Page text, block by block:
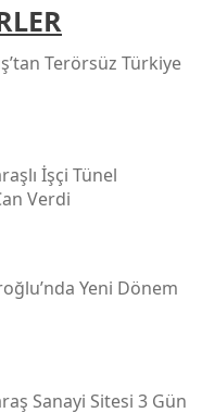
Terörsüz Türkiye
İşçi Tünel
Verdi
Yeni Dönem
Sanayi Sitesi 3 Gün